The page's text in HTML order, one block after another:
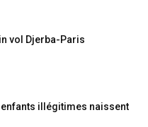
vol Djerba-Paris
enfants illégitimes naissent